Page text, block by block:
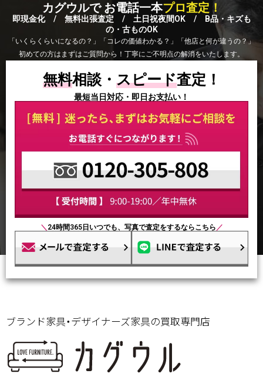
カグウルで お電話一本プロ査定！
即現金化 / 無料出張査定 / 土日祝夜間OK / B品・キズも
の・古ものOK
「いくらくらいになるの？」「コレの価値わかる？」「他店と何が違うの？」
初めての方はまずはご質問から！丁寧にご不明点の解消をいたします。
無料相談・ スピード査定！
最短当日対応・即日お支払い！
＼ 24時間365日いつでも、写真で査定をするならこちら ／
ブランド家具・デザイナーズ家具の買取専門店